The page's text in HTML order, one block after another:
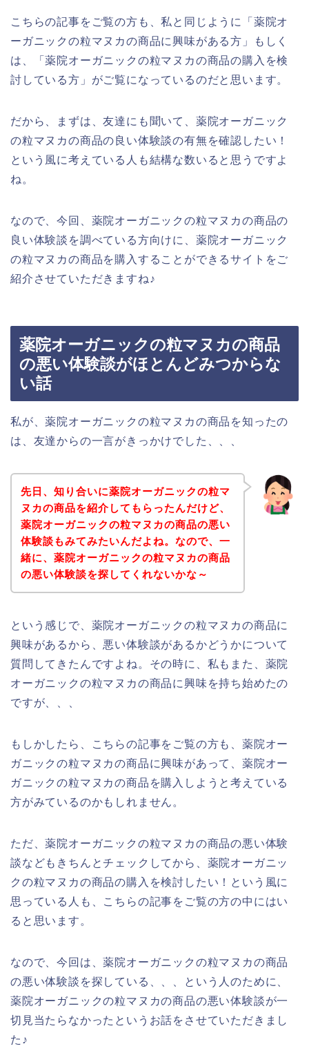
こちらの記事をご覧の方も、私と同じように「薬院オ
ーガニックの粒マヌカの商品に興味がある方」もしく
は、「薬院オーガニックの粒マヌカの商品の購入を検
討している方」がご覧になっているのだと思います。
だから、まずは、友達にも聞いて、薬院オーガニック
の粒マヌカの商品の良い体験談の有無を確認したい！
という風に考えている人も結構な数いると思うですよ
ね。
なので、今回、薬院オーガニックの粒マヌカの商品の
良い体験談を調べている方向けに、薬院オーガニック
の粒マヌカの商品を購入することができるサイトをご
紹介させていただきますね♪
薬院オーガニックの粒マヌカの商品
の悪い体験談がほとんどみつからな
い話
私が、薬院オーガニックの粒マヌカの商品を知ったの
は、友達からの一言がきっかけでした、、、
先日、知り合いに薬院オーガニックの粒マ
ヌカの商品を紹介してもらったんだけど、
薬院オーガニックの粒マヌカの商品の悪い
体験談もみてみたいんだよね。なので、一
緒に、薬院オーガニックの粒マヌカの商品
の悪い体験談を探してくれないかな～
という感じで、薬院オーガニックの粒マヌカの商品に
興味があるから、悪い体験談があるかどうかについて
質問してきたんですよね。その時に、私もまた、薬院
オーガニックの粒マヌカの商品に興味を持ち始めたの
ですが、、、
もしかしたら、こちらの記事をご覧の方も、薬院オー
ガニックの粒マヌカの商品に興味があって、薬院オー
ガニックの粒マヌカの商品を購入しようと考えている
方がみているのかもしれません。
ただ、薬院オーガニックの粒マヌカの商品の悪い体験
談などもきちんとチェックしてから、薬院オーガニッ
クの粒マヌカの商品の購入を検討したい！という風に
思っている人も、こちらの記事をご覧の方の中にはい
ると思います。
なので、今回は、薬院オーガニックの粒マヌカの商品
の悪い体験談を探している、、、という人のために、
薬院オーガニックの粒マヌカの商品の悪い体験談が一
切見当たらなかったというお話をさせていただきまし
た♪